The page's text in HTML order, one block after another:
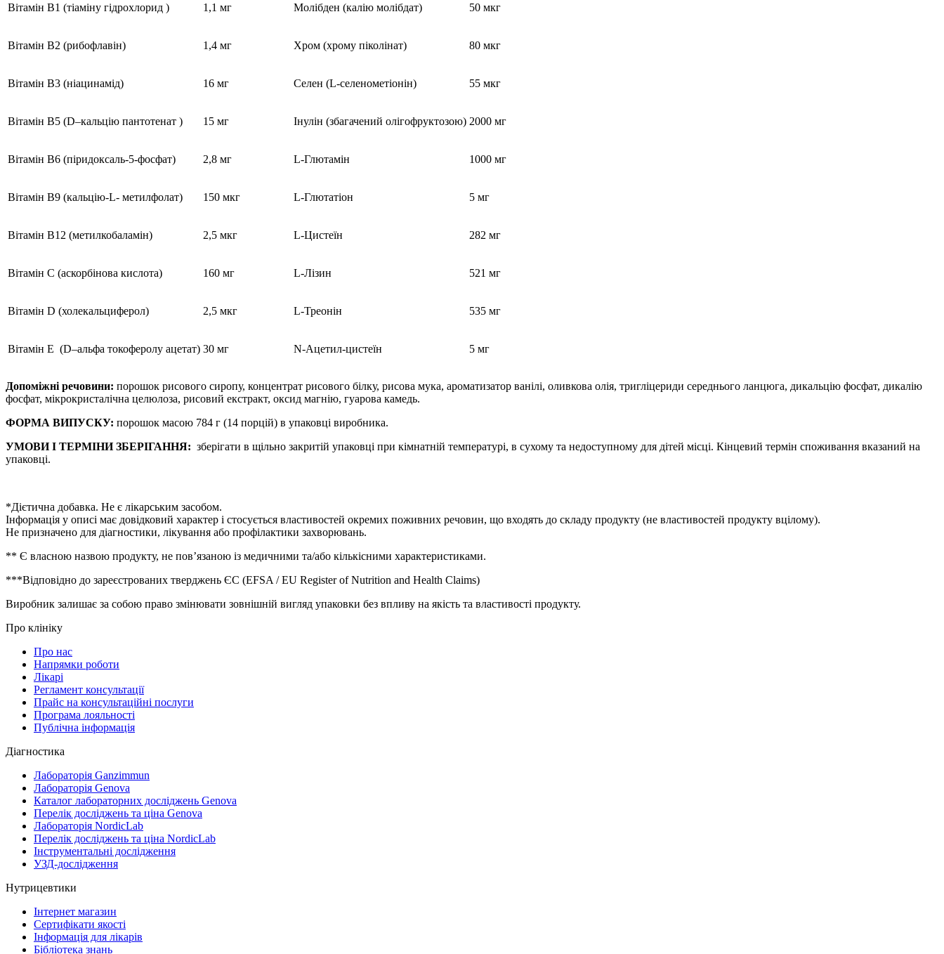
Вітамін В1 (тіаміну гідрохлорид ) 1,1 мг Молібден (калію молібдат) 50 мкг
Вітамін В2 (рибофлавін) 1,4 мг Хром (хрому піколінат) 80 мкг
Вітамін В3 (ніацинамід) 16 мг Селен (L-селенометіонін) 55 мкг
Вітамін В5 (D–кальцію пантотенат ) 15 мг Інулін (збагачений олігофруктозою) 2000 мг
Вітамін В6 (піридоксаль-5-фосфат) 2,8 мг L-Глютамін 1000 мг
Вітамін В9 (кальцію-L- метилфолат) 150 мкг L-Глютатіон 5 мг
Вітамін В12 (метилкобаламін) 2,5 мкг L-Цистеїн 282 мг
Вітамін С (аскорбінова кислота) 160 мг L-Лізин 521 мг
Вітамін D (холекальциферол) 2,5 мкг L-Треонін 535 мг
Вітамін Е (D–альфа токоферолу ацетат) 30 мг N-Ацетил-цистеїн 5 мг
Допоміжні речовини: порошок рисового сиропу, концентрат рисового білку, рисова мука, ароматизатор ванілі, оливкова олія, тригліцериди середнього ланцюга, дикальцію фосфат, дикалію
фосфат, мікрокристалічна целюлоза, рисовий екстракт, оксид магнію, гуарова камедь.
ФОРМА ВИПУСКУ: порошок масою 784 г (14 порцій) в упаковці виробника.
УМОВИ І ТЕРМІНИ ЗБЕРІГАННЯ: зберігати в щільно закритій упаковці при кімнатній температурі, в сухому та недоступному для дітей місці. Кінцевий термін споживання вказаний на
упаковці.
*Дієтична добавка. Не є лікарським засобом.
Інформація у описі має довідковий характер і стосується властивостей окремих поживних речовин, що входять до складу продукту (не властивостей продукту вцілому).
Не призначено для діагностики, лікування або профілактики захворювань.
** Є власною назвою продукту, не повʼязаною із медичними та/або кількісними характеристиками.
***Відповідно до зареєстрованих тверджень ЄС (EFSA / EU Register of Nutrition and Health Claims)
Виробник залишає за собою право змінювати зовнішній вигляд упаковки без впливу на якість та властивості продукту.
Про клініку
Про нас
Напрямки роботи
Лікарі
Регламент консультації
Прайс на консультаційні послуги
Програма лояльності
Публічна інформація
Діагностика
Лабораторія Ganzimmun
Лабораторія Genova
Каталог лабораторних досліджень Genova
Перелік досліджень та ціна Genova
Лабораторія NordicLab
Перелік досліджень та ціна NordicLab
Інструментальні дослідження
УЗД-дослідження
Нутрицевтики
Інтернет магазин
Сертифікати якості
Інформація для лікарів
Бібліотека знань